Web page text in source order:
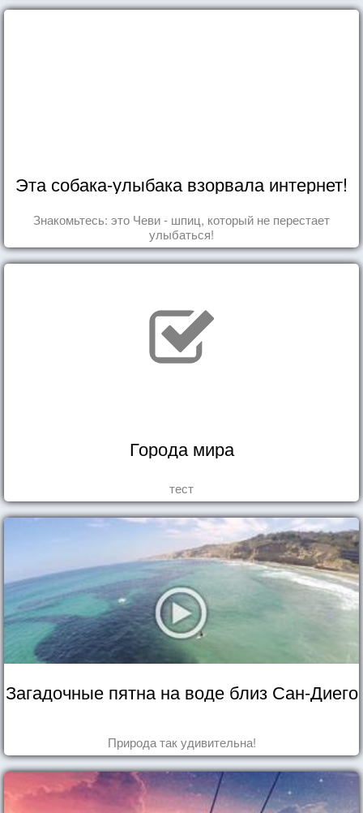
Эта собака-улыбака взорвала интернет!
Знакомьтесь: это Чеви - шпиц, который не перестает
улыбаться!
Города мира
тест
Загадочные пятна на воде близ Сан-Диего
Природа так удивительна!